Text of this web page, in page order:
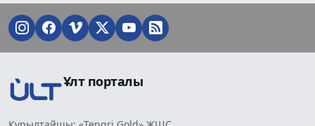
Ұлт порталы